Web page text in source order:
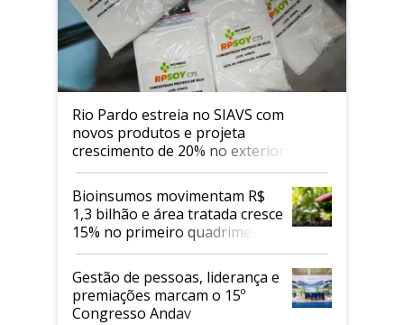
Rio Pardo estreia no SIAVS com
novos produtos e projeta
crescimento de 20% no exterior
Bioinsumos movimentam R$
1,3 bilhão e área tratada cresce
15% no primeiro quadrimestre
de 2026
Gestão de pessoas, liderança e
premiações marcam o 15º
Congresso Andav